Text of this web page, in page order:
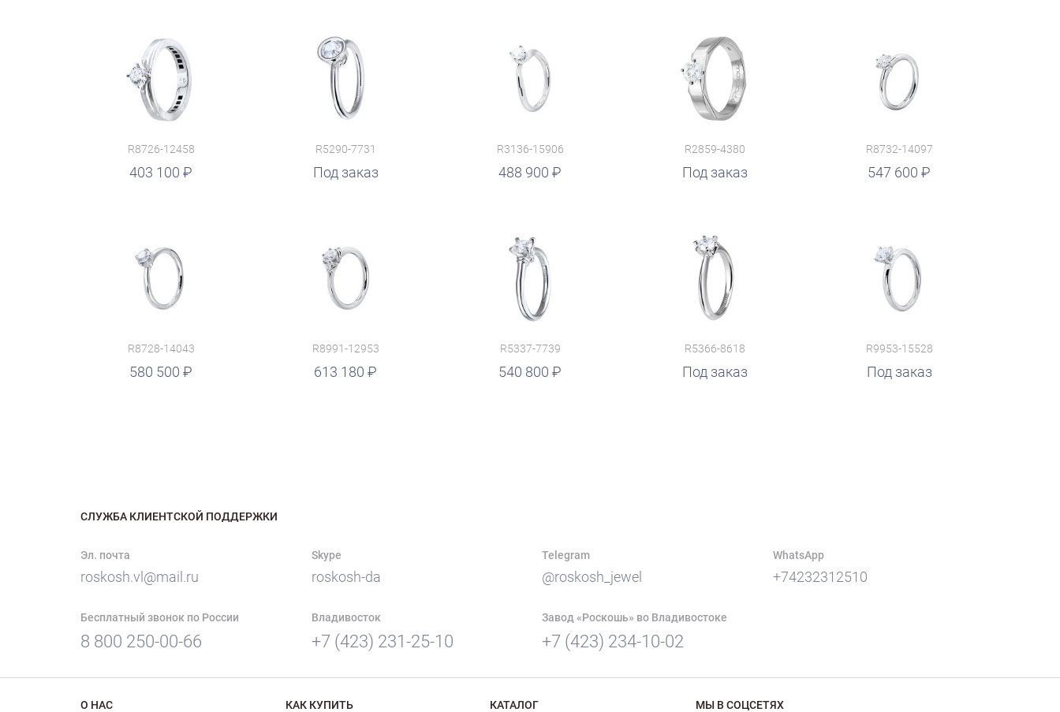
R8726-12458
403 100
R5290-7731
Под заказ
R3136-15906
488 900
руб.
R2859-4380
Под заказ
R8732-14097
547 600
руб.
R8728-14043
580 500
R8991-12953
613 180
руб.
R5337-7739
540 800
руб.
R5366-8618
Под заказ
R9953-15528
Под заказ
СЛУЖБА КЛИЕНТСКОЙ ПОДДЕРЖКИ
Эл. почта
roskosh.vl@mail.ru
Skype
roskosh-da
Telegram
@roskosh_jewel
WhatsApp
+74232312510
Бесплатный звонок по России
8 800 250-00-66
Владивосток
+7 (423) 231-25-10
Завод «Роскошь» во Владивостоке
+7 (423) 234-10-02
О НАС КАК КУПИТЬ КАТАЛОГ МЫ В СОЦСЕТЯХ